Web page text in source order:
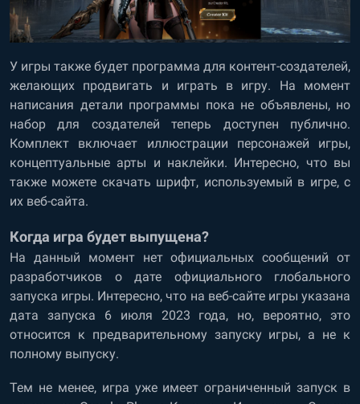
У игры также будет программа для контент-создателей,
желающих продвигать и играть в игру. На момент
написания детали программы пока не объявлены, но
набор для создателей теперь доступен публично.
Комплект включает иллюстрации персонажей игры,
концептуальные арты и наклейки. Интересно, что вы
также можете скачать шрифт, используемый в игре, с
их веб-сайта.
Когда игра будет выпущена?
На данный момент нет официальных сообщений от
разработчиков о дате официального глобального
запуска игры. Интересно, что на веб-сайте игры указана
дата запуска 6 июля 2023 года, но, вероятно, это
относится к предварительному запуску игры, а не к
полному выпуску.
Тем не менее, игра уже имеет ограниченный запуск в